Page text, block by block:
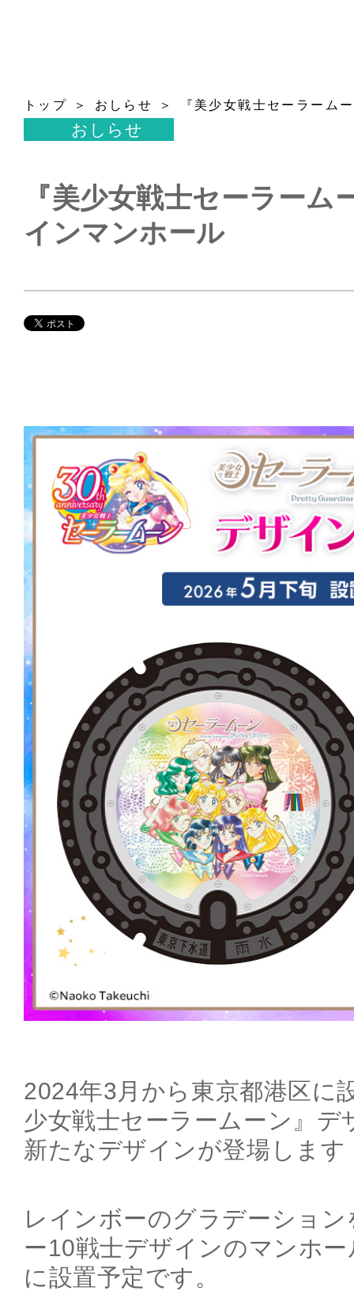
トップ おしらせ 『美少女戦士セーラーム
おしらせ
『美少女戦士セーラーム
インマンホール
2024年3月から東京都港区に
少女戦士セーラームーン』
新たなデザインが登場します
レインボーのグラデーショ
ー10戦士デザインのマンホ
に設置予定です。